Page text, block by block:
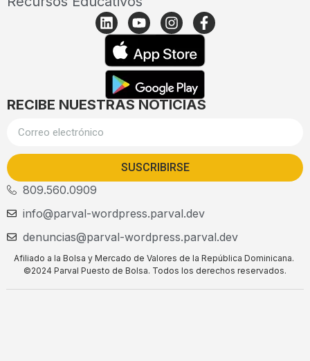
RECIBE NUESTRAS NOTICIAS
SUSCRIBIRSE
809.560.0909
info@parval-wordpress.parval.dev
denuncias@parval-wordpress.parval.dev
Afiliado a la Bolsa y Mercado de Valores de la República Dominicana.
©2024 Parval Puesto de Bolsa. Todos los derechos reservados.